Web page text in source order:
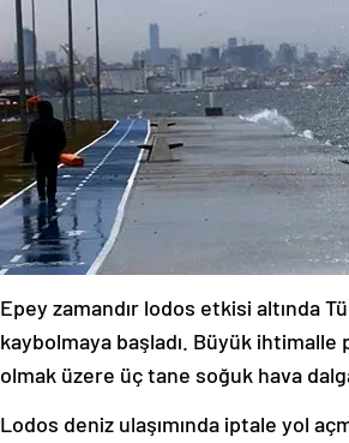
Epey zamandır lodos etkisi altında
kaybolmaya başladı. Büyük ihtimalle
olmak üzere üç tane soğuk hava
Lodos deniz ulaşımında iptale yol